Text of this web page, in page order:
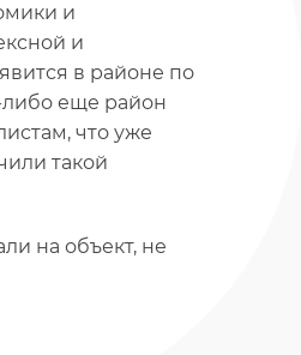
и
и
в районе по
еще район
что уже
такой
на объект, не